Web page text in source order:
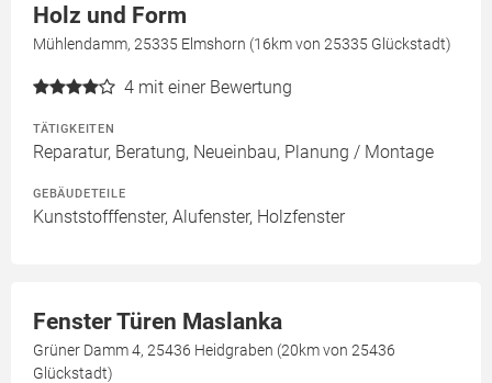
Holz und Form
Mühlendamm, 25335 Elmshorn (16km von 25335 Glückstadt)
4 mit einer Bewertung
TÄTIGKEITEN
Reparatur, Beratung, Neueinbau, Planung / Montage
GEBÄUDETEILE
Kunststofffenster, Alufenster, Holzfenster
Fenster Türen Maslanka
Grüner Damm 4, 25436 Heidgraben (20km von 25436
Glückstadt)